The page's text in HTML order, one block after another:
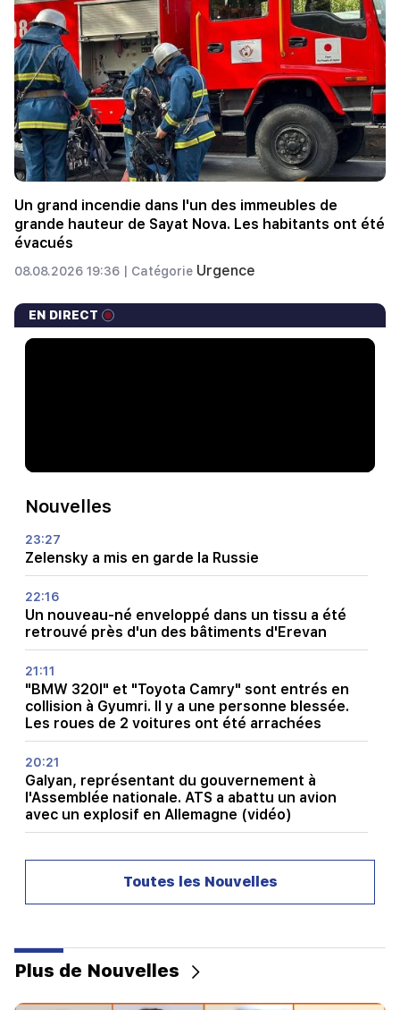
Un grand incendie dans l'un des immeubles de
grande hauteur de Sayat Nova. Les habitants ont été
évacués
08.08.2026 19:36 | Catégorie Urgence
EN DIRECT
Nouvelles
23:27
Zelensky a mis en garde la Russie
22:16
Un nouveau-né enveloppé dans un tissu a été
retrouvé près d'un des bâtiments d'Erevan
21:11
"BMW 320I" et "Toyota Camry" sont entrés en
collision à Gyumri. Il y a une personne blessée.
Les roues de 2 voitures ont été arrachées
20:21
Galyan, représentant du gouvernement à
l'Assemblée nationale. ATS a abattu un avion
avec un explosif en Allemagne (vidéo)
Qu'est-ce qui brûlait à Proshyan ? Le ministère
de l'Intérieur a donné des détails
19:24
Toutes les Nouvelles
Plus de Nouvelles